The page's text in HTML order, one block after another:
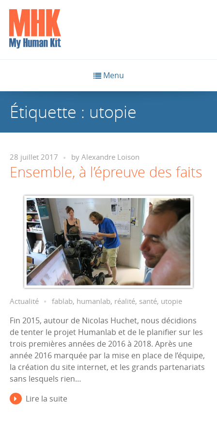
Menu
Étiquette : utopie
28 juillet 2017 by Alexandre Loison
Ensemble, à l’épreuve des faits
Actualité fablab, humanlab, réalité, santé, utopie
Fin 2015, autour de Nicolas Huchet, nous décidions
de tenter le projet Humanlab et de le planifier sur les
trois premières années de 2016 à 2018. Après une
année 2016 marquée par la mise en place de l’équipe,
la création du site internet, et les grands partenariats
sans lesquels rien…
Lire la suite